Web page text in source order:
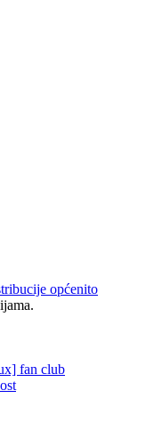
općenito
fan club